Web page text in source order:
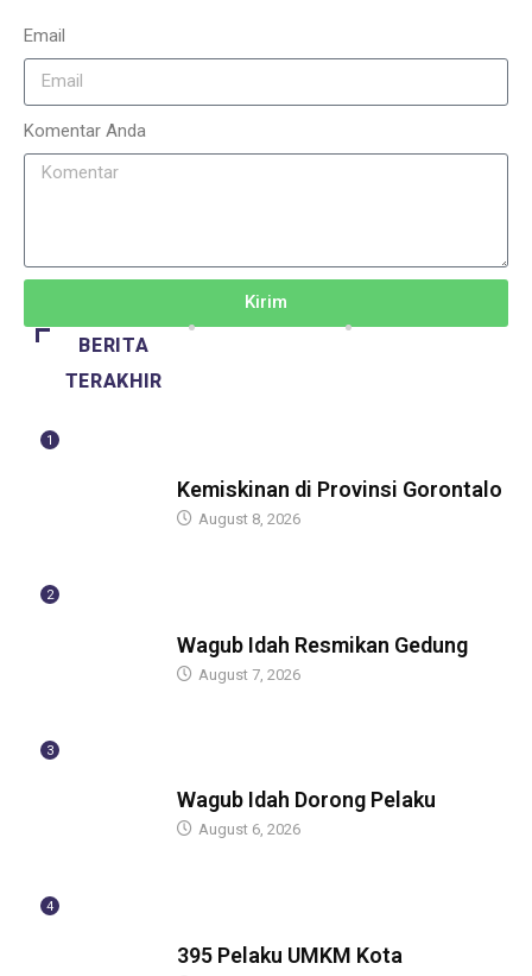
Email
Komentar Anda
Kirim
BERITA
TERAKHIR
1
Kemiskinan di Provinsi Gorontalo
August 8, 2026
2
Wagub Idah Resmikan Gedung
August 7, 2026
3
Wagub Idah Dorong Pelaku
August 6, 2026
4
395 Pelaku UMKM Kota